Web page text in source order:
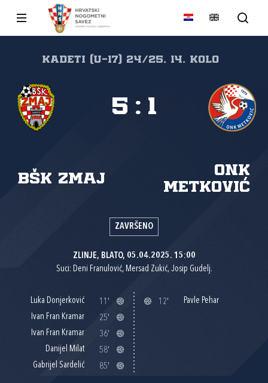
Kadeti (U-17) 24/25, 14. kolo
BŠK Zmaj
ONK
Metković
5 : 1
ZAVRŠENO
ZLINJE, BLATO, 05.04.2025. 15:00
Suci: Deni Franulović, Mersad Zukić, Josip Gudelj.
Luka Donjerković
11'
Ivan Fran Kramar
25'
Ivan Fran Kramar
36'
Danijel Milat
58'
Gabrijel Sardelić
85'
12' Pavle Pehar